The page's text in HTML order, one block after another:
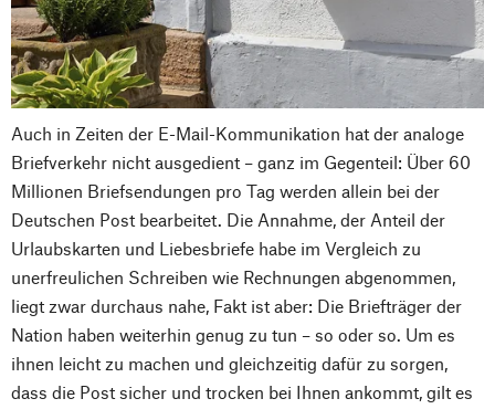
Auch in Zeiten der E-Mail-Kommunikation hat der analoge
Briefverkehr nicht ausgedient – ganz im Gegenteil: Über 60
Millionen Briefsendungen pro Tag werden allein bei der
Deutschen Post bearbeitet. Die Annahme, der Anteil der
Urlaubskarten und Liebesbriefe habe im Vergleich zu
unerfreulichen Schreiben wie Rechnungen abgenommen,
liegt zwar durchaus nahe, Fakt ist aber: Die Briefträger der
Nation haben weiterhin genug zu tun – so oder so. Um es
ihnen leicht zu machen und gleichzeitig dafür zu sorgen,
dass die Post sicher und trocken bei Ihnen ankommt, gilt es